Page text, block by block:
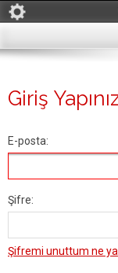
Giriş
E-posta:
Şifre:
Şifremi unuttum ne